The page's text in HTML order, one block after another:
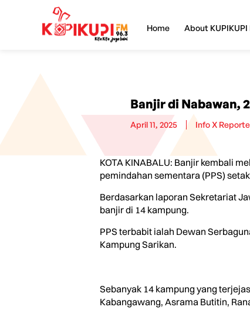
Home About KUPIKUPI
Banjir di Nabawan,
April 11, 2025 Info X
KOTA KINABALU: Banjir kembali
pemindahan sementara (PPS)
Berdasarkan laporan Sekretariat
banjir di 14 kampung.
PPS terbabit ialah Dewan
Kampung Sarikan.
Sebanyak 14 kampung yang
Kabangawang, Asrama Butitin,